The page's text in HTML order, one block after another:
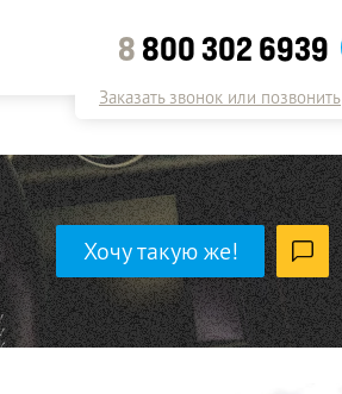
8 800 302 6939
Заказать звонок или позвонить
Хочу такую же!